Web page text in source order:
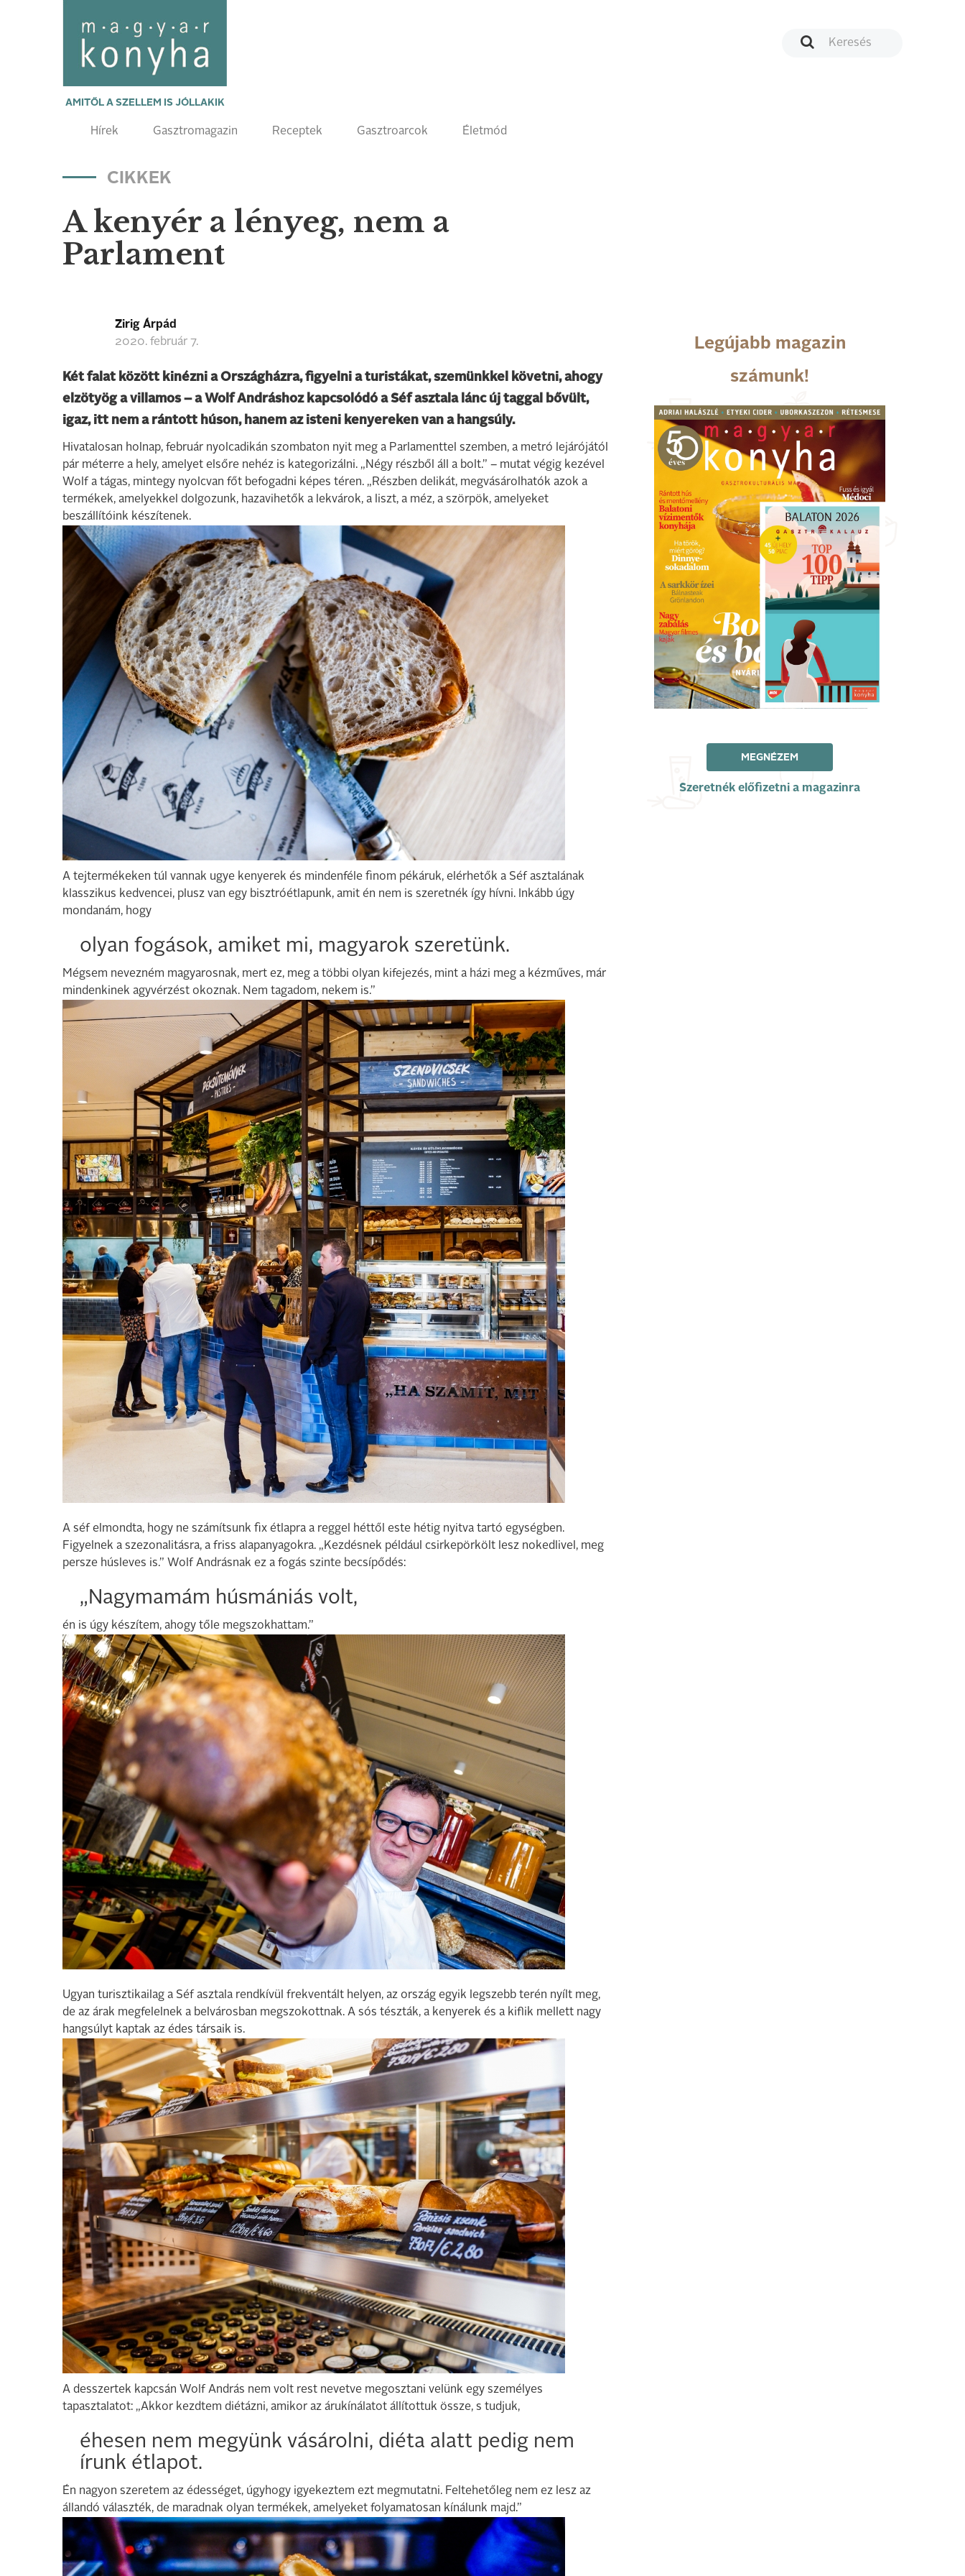
AMITŐL A SZELLEM IS JÓLLAKIK
Hírek Gasztromagazin Receptek Gasztroarcok Életmód
CIKKEK
A kenyér a lényeg, nem a
Parlament
Zirig Árpád
2020. február 7.
Két falat között kinézni a Országházra, figyelni a turistákat, szemünkkel követni, ahogy
elzötyög a villamos – a Wolf Andráshoz kapcsolódó a Séf asztala lánc új taggal bővült,
igaz, itt nem a rántott húson, hanem az isteni kenyereken van a hangsúly.
Hivatalosan holnap, február nyolcadikán szombaton nyit meg a Parlamenttel szemben, a metró lejárójától
pár méterre a hely, amelyet elsőre nehéz is kategorizálni. „Négy részből áll a bolt.” – mutat végig kezével
Wolf a tágas, mintegy nyolcvan főt befogadni képes téren. „Részben delikát, megvásárolhatók azok a
termékek, amelyekkel dolgozunk, hazavihetők a lekvárok, a liszt, a méz, a szörpök, amelyeket
beszállítóink készítenek.
A tejtermékeken túl vannak ugye kenyerek és mindenféle finom pékáruk, elérhetők a Séf asztalának
klasszikus kedvencei, plusz van egy bisztróétlapunk, amit én nem is szeretnék így hívni. Inkább úgy
mondanám, hogy
olyan fogások, amiket mi, magyarok szeretünk.
Mégsem nevezném magyarosnak, mert ez, meg a többi olyan kifejezés, mint a házi meg a kézműves, már
mindenkinek agyvérzést okoznak. Nem tagadom, nekem is.”
A séf elmondta, hogy ne számítsunk fix étlapra a reggel héttől este hétig nyitva tartó egységben.
Figyelnek a szezonalitásra, a friss alapanyagokra. „Kezdésnek például csirkepörkölt lesz nokedlivel, meg
persze húsleves is.” Wolf Andrásnak ez a fogás szinte becsípődés:
„Nagymamám húsmániás volt,
én is úgy készítem, ahogy tőle megszokhattam.”
Ugyan turisztikailag a Séf asztala rendkívül frekventált helyen, az ország egyik legszebb terén nyílt meg,
de az árak megfelelnek a belvárosban megszokottnak. A sós tészták, a kenyerek és a kiflik mellett nagy
hangsúlyt kaptak az édes társaik is.
A desszertek kapcsán Wolf András nem volt rest nevetve megosztani velünk egy személyes
tapasztalatot: „Akkor kezdtem diétázni, amikor az árukínálatot állítottuk össze, s tudjuk,
éhesen nem megyünk vásárolni, diéta alatt pedig nem
írunk étlapot.
Én nagyon szeretem az édességet, úgyhogy igyekeztem ezt megmutatni. Feltehetőleg nem ez lesz az
állandó választék, de maradnak olyan termékek, amelyeket folyamatosan kínálunk majd.”
Legújabb magazin
számunk!
MEGNÉZEM
Szeretnék előfizetni a magazinra